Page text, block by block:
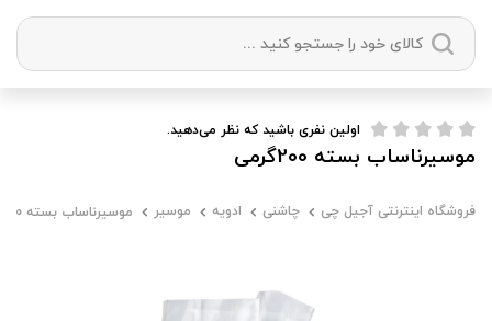
دسته بندی ها
آجیل میوه خشک زعفران
فروشگاه اینترنتی آجیل چی چاشنی ادویه موسیر موسیرناساب بسته 200گرمی
اولین نفری باشید که نظر می‌دهید.
موسیرناساب بسته 200گرمی